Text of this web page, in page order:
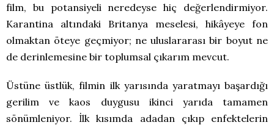
film, bu potansiyeli neredeyse hiç değerlendirmiyor.
Karantina altındaki Britanya meselesi, hikâyeye fon
olmaktan öteye geçmiyor; ne uluslararası bir boyut ne
de derinlemesine bir toplumsal çıkarım mevcut.
Üstüne üstlük, filmin ilk yarısında yaratmayı başardığı
gerilim ve kaos duygusu ikinci yarıda tamamen
sönümleniyor. İlk kısımda adadan çıkıp enfektelerin